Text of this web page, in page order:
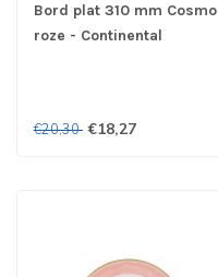
Bord plat 310 mm Cosmo
roze - Continental
€20,30 €18,27